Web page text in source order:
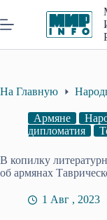
к
сути
На Главную
Армяне
дипломатия
В копилку
об армянах
1 Авг , 2023